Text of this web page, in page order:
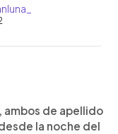
ambos de apellido
la noche del